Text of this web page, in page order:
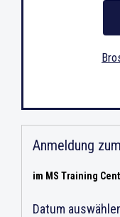
Anmeldung
im MS Training
Datum